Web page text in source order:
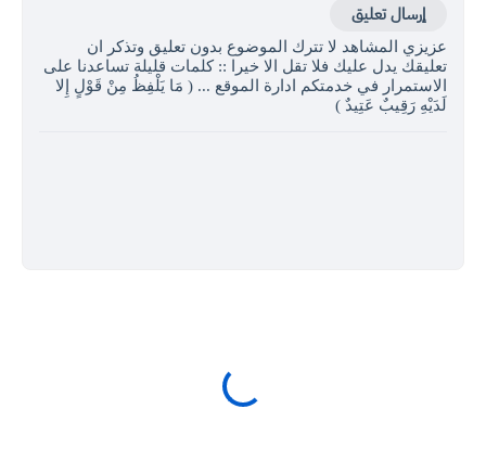
إرسال تعليق
عزيزي المشاهد لا تترك الموضوع بدون تعليق وتذكر ان
تعليقك يدل عليك فلا تقل الا خيرا :: كلمات قليلة تساعدنا على
الاستمرار في خدمتكم ادارة الموقع ... ( مَا يَلْفِظُ مِنْ قَوْلٍ إِلا
لَدَيْهِ رَقِيبٌ عَتِيدٌ )